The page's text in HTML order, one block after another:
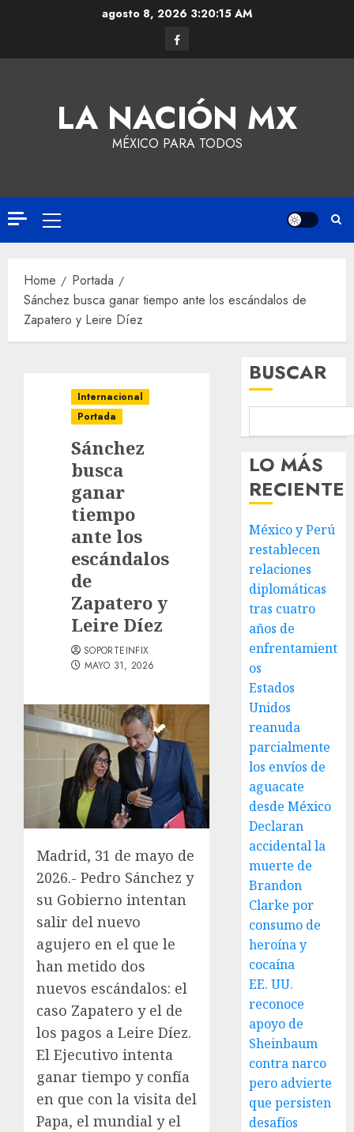
agosto 8, 2026 3:20:15 AM
LA NACIÓN MX
MÉXICO PARA TODOS
Home
Portada
Sánchez busca ganar tiempo ante los escándalos de
Zapatero y Leire Díez
Internacional
Portada
Sánchez
busca
ganar
tiempo
ante los
escándalos
de
Zapatero y
Leire Díez
SOPORTEINFIX
MAYO 31, 2026
Madrid, 31 de mayo de
2026.- Pedro Sánchez y
su Gobierno intentan
salir del nuevo
agujero en el que le
han metido dos
nuevos escándalos: el
caso Zapatero y el de
los pagos a Leire Díez.
El Ejecutivo intenta
ganar tiempo y confía
en que con la visita del
Papa, el mundial y el
BUSCAR
LO MÁS
RECIENTE
México y Perú
restablecen
relaciones
diplomáticas
tras cuatro
años de
enfrentamient
os
Estados
Unidos
reanuda
parcialmente
los envíos de
aguacate
desde México
Declaran
accidental la
muerte de
Brandon
Clarke por
consumo de
heroína y
cocaína
EE. UU.
reconoce
apoyo de
Sheinbaum
contra narco
pero advierte
que persisten
desafíos